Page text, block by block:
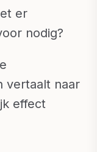
er
nodig?
vertaalt naar
effect